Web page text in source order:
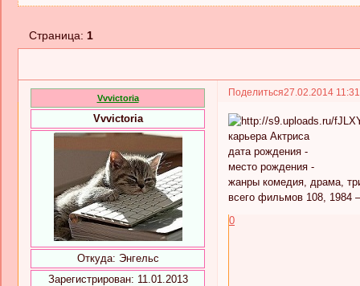
Страница:1
Поделиться27.02.2014
Vvvictoria
Vvvictoria
Откуда: Энгельс
Зарегистрирован: 11.01.2013
карьера Актриса
дата рождения -
место рождения -
жанры комедия, драма,
всего фильмов 108, 1984
0